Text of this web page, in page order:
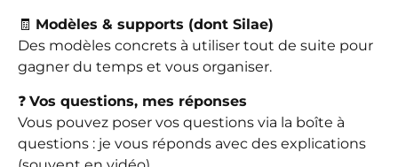
🧾 Modèles & supports (dont Silae)
Des modèles concrets à utiliser tout de suite pour
gagner du temps et vous organiser.
❓ Vos questions, mes réponses
Vous pouvez poser vos questions via la boîte à
questions : je vous réponds avec des explications